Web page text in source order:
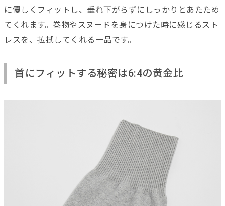
に優しくフィットし、垂れ下がらずにしっかりとあたため
てくれます。巻物やスヌードを身につけた時に感じるスト
レスを、払拭してくれる一品です。
首にフィットする秘密は6:4の黄金比